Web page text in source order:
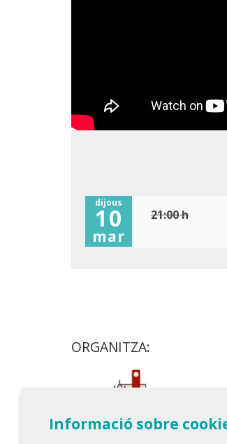
dijous
10
mar
21:00 h
ORGANITZA:
Informació sobre